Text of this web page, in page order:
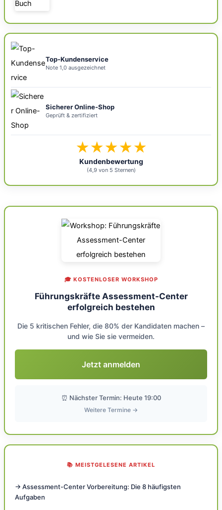
Top-Kundenservice
Note 1,0 ausgezeichnet
Sicherer Online-Shop
Geprüft & zertifiziert
★★★★★
Kundenbewertung
(4,9 von 5 Sternen)
🎓 KOSTENLOSER WORKSHOP
Führungskräfte Assessment-Center
erfolgreich bestehen
Die 5 kritischen Fehler, die 80% der Kandidaten machen –
und wie Sie sie vermeiden.
Jetzt anmelden
⏰ Nächster Termin: Heute 19:00
Weitere Termine →
📚 MEISTGELESENE ARTIKEL
→ Assessment-Center Vorbereitung: Die 8 häufigsten
Aufgaben